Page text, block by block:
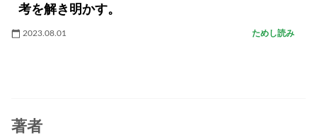
考を解き明かす。
2023.08.01 ためし読み
著者